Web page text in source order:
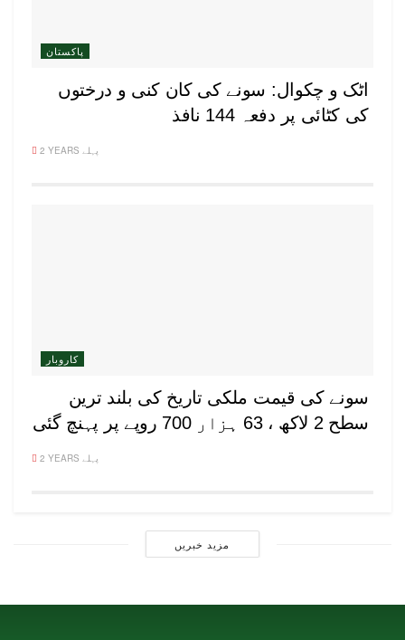
پاکستان
اٹک و چکوال: سونے کی کان کنی و درختوں
کی کٹائی پر دفعہ 144 نافذ
2 YEARS پہلے
کاروبار
سونے کی قیمت ملکی تاریخ کی بلند ترین
سطح 2 لاکھ ، 63 ہزار 700 روپے پر پہنچ گئی
2 YEARS پہلے
مزید خبریں